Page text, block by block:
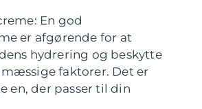
En god
er afgørende for at
hydrering og beskytte
faktorer. Det er
en, der passer til din